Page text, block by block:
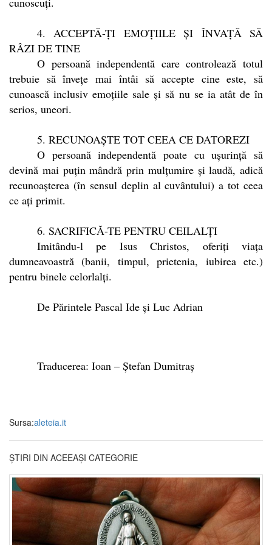
4. ACCEPTĂ-ȚI EMOȚIILE ȘI ÎNVAȚĂ SĂ
RÂZI DE TINE
O persoană independentă care controlează totul
trebuie să învețe mai întâi să accepte cine este, să
cunoască inclusiv emoțiile sale și să nu se ia atât de în
serios, uneori.
5. RECUNOAȘTE TOT CEEA CE DATOREZI
O persoană independentă poate cu ușurință să
devină mai puțin mândră prin mulțumire și laudă, adică
recunoașterea (în sensul deplin al cuvântului) a tot ceea
ce ați primit.
6. SACRIFICĂ-TE PENTRU CEILALȚI
Imitându-l pe Isus Christos, oferiți viața
dumneavoastră (banii, timpul, prietenia, iubirea etc.)
pentru binele celorlalți.
De Părintele Pascal Ide și Luc Adrian
Traducerea: Ioan – Ștefan Dumitraș
Sursa:aleteia.it
ȘTIRI DIN ACEEAȘI CATEGORIE